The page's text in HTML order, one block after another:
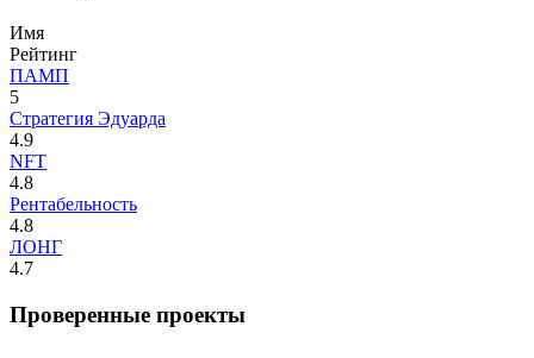
Имя
Рейтинг
ПАМП
5
Стратегия Эдуарда
4.9
NFT
4.8
Рентабельность
4.8
ЛОНГ
4.7
Проверенные проекты